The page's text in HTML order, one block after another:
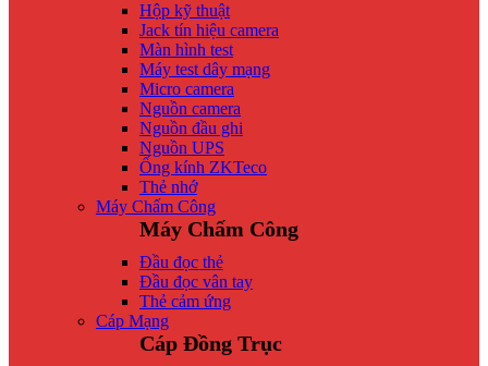
Hộp kỹ thuật
Jack tín hiệu camera
Màn hình test
Máy test dây mạng
Micro camera
Nguồn camera
Nguồn đầu ghi
Nguồn UPS
Ống kính ZKTeco
Thẻ nhớ
Máy Chấm Công
Máy Chấm Công
Đầu đọc thẻ
Đầu đọc vân tay
Thẻ cảm ứng
Cáp Mạng
Cáp Đồng Trục